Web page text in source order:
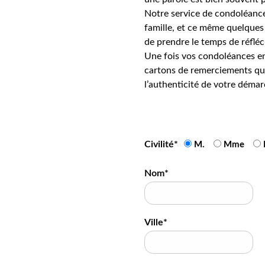
Notre service de
famille, et ce même
de prendre le temps de
Une fois vos condoléances
cartons de remerciements
l’authenticité de votre
Civilité* M. Mme
Nom*
Ville*